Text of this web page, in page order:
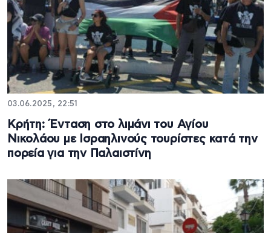
03.06.2025, 22:51
Κρήτη: Ένταση στο λιμάνι του Αγίου
Νικολάου με Ισραηλινούς τουρίστες κατά την
πορεία για την Παλαιστίνη